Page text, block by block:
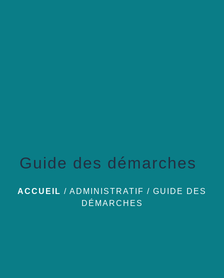
Guide des démarches
ACCUEIL / ADMINISTRATIF / GUIDE DES
DÉMARCHES